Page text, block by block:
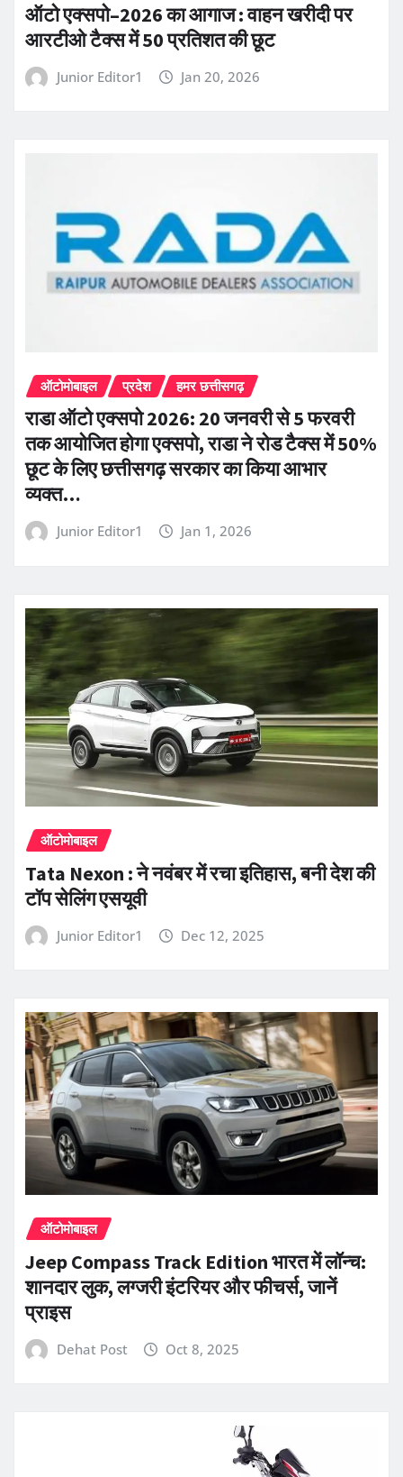
ऑटो एक्सपो–2026 का आगाज : वाहन खरीदी पर
आरटीओ टैक्स में 50 प्रतिशत की छूट
Junior Editor1 Jan 20, 2026
ऑटोमोबाइल प्रदेश हमर छत्तीसगढ़
राडा ऑटो एक्सपो 2026: 20 जनवरी से 5 फरवरी
तक आयोजित होगा एक्सपो, राडा ने रोड टैक्स में 50%
छूट के लिए छत्तीसगढ़ सरकार का किया आभार
व्यक्त…
Junior Editor1 Jan 1, 2026
ऑटोमोबाइल
Tata Nexon : ने नवंबर में रचा इतिहास, बनी देश की
टॉप सेलिंग एसयूवी
Junior Editor1 Dec 12, 2025
ऑटोमोबाइल
Jeep Compass Track Edition भारत में लॉन्च:
शानदार लुक, लग्जरी इंटरियर और फीचर्स, जानें
प्राइस
Dehat Post Oct 8, 2025